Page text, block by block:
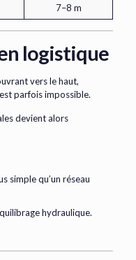
7–8 m
logistique
vers le haut,
parfois impossible.
devient alors
simple qu’un réseau
hydraulique.